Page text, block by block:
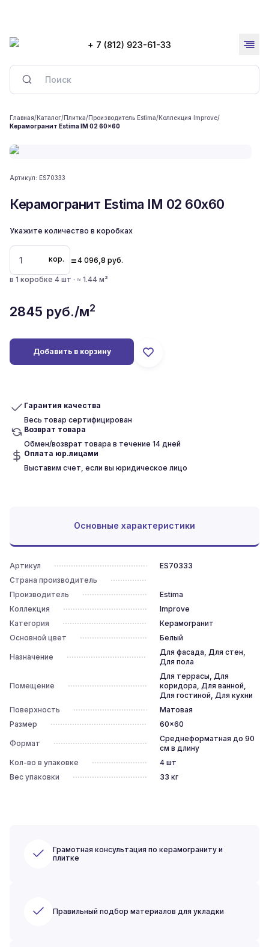
+ 7 (812) 923-61-33
Главная/Каталог/Плитка/Производитель Estima/Коллекция Improve/
Керамогранит Estima IM 02 60x60
Артикул: ES70333
Керамогранит Estima IM 02 60x60
Укажите количество в коробках
кор. =4 096,8 руб.
в 1 коробке 4 шт · ≈ 1.44 м²
2845 руб./м2
Добавить в корзину
Гарантия качества
Весь товар сертифицирован
Возврат товара
Обмен/возврат товара в течение 14 дней
Оплата юр.лицами
Выставим счет, если вы юридическое лицо
Основные характеристики
Артикул
ES70333
Страна производитель
Производитель
Estima
Коллекция
Improve
Категория
Керамогранит
Основной цвет
Белый
Назначение
Для фасада, Для стен,
Для пола
Помещение
Для террасы, Для
коридора, Для ванной,
Для гостиной, Для кухни
Поверхность
Матовая
Размер
60x60
Формат
Среднеформатная до 90
см в длину
Кол-во в упаковке
4шт
Вес упаковки
33 кг
Грамотная консультация по керамограниту и
плитке
Правильный подбор материалов для укладки